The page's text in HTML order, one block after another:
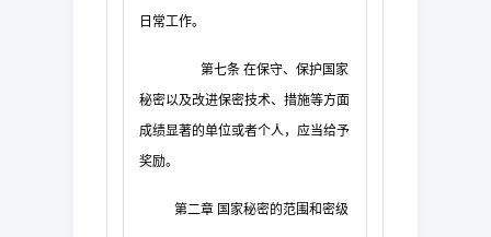
日常工作。
第七条 在保守、保护国家
秘密以及改进保密技术、措施等方面
成绩显著的单位或者个人，应当给予
奖励。
第二章 国家秘密的范围和密级